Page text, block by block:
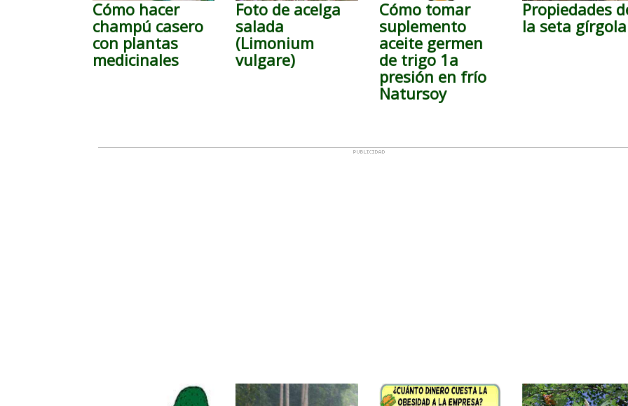
Cómo hacer
champú casero
con plantas
medicinales
Foto de acelga
salada
(Limonium
vulgare)
Cómo tomar
suplemento
aceite germen
de trigo 1a
presión en frío
Natursoy
Propiedades
la seta gírgola